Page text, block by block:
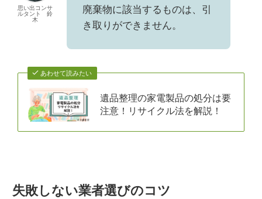
思い出コンサ
ルタント 鈴
木
廃棄物に該当するものは、引
き取りができません。
あわせて読みたい
遺品整理の家電製品の処分は要
注意！リサイクル法を解説！
失敗しない業者選びのコツ